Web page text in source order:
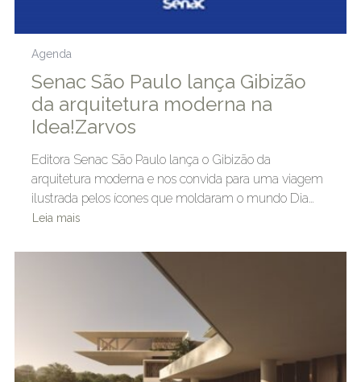
Agenda
Senac São Paulo lança Gibizão
da arquitetura moderna na
Idea!Zarvos
Editora Senac São Paulo lança o Gibizão da
arquitetura moderna e nos convida para uma viagem
ilustrada pelos ícones que moldaram o mundo Dia…
Leia mais